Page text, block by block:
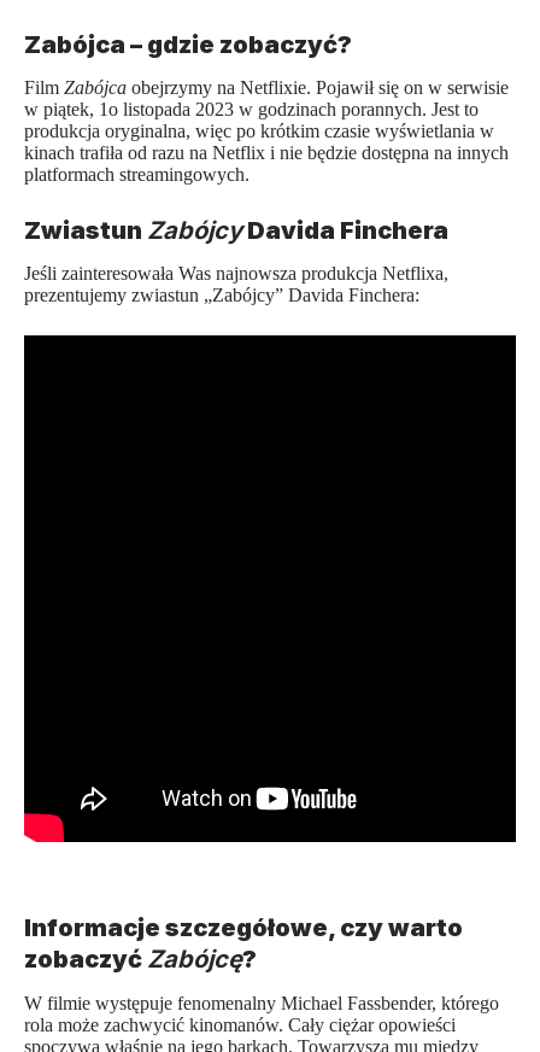
Zabójca – gdzie zobaczyć?
Film Zabójca obejrzymy na Netflixie. Pojawił się on w serwisie
w piątek, 1o listopada 2023 w godzinach porannych. Jest to
produkcja oryginalna, więc po krótkim czasie wyświetlania w
kinach trafiła od razu na Netflix i nie będzie dostępna na innych
platformach streamingowych.
Zwiastun ZabójcyDavida Finchera
Jeśli zainteresowała Was najnowsza produkcja Netflixa,
prezentujemy zwiastun „Zabójcy” Davida Finchera:
Informacje szczegółowe, czy warto
zobaczyć Zabójcę?
W filmie występuje fenomenalny Michael Fassbender, którego
rola może zachwycić kinomanów. Cały ciężar opowieści
spoczywa właśnie na jego barkach. Towarzyszą mu między